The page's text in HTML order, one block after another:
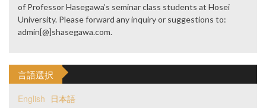
of Professor Hasegawa’s seminar class students at Hosei
University. Please forward any inquiry or suggestions to:
admin[@]shasegawa.com.
言語選択
English 日本語